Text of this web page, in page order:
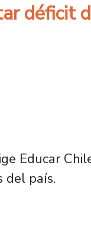
déficit
Educar
del país.